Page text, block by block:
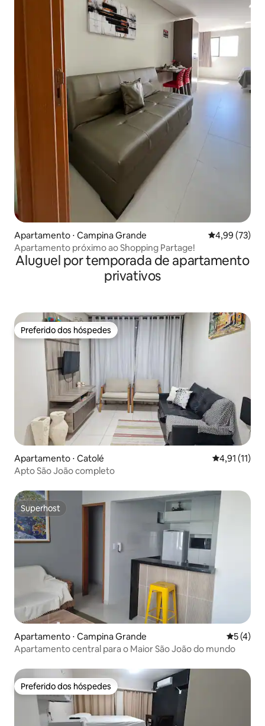
Apartamento ⋅ Campina Grande 4,99 de uma
4,99 (73)
Apartamento próximo ao Shopping Partage!
Aluguel por temporada de apartamento
privativos
Preferido dos hóspedes
Preferido dos hóspedes
Apartamento ⋅ Catolé 4,91 de uma
4,91 (11)
Apto São João completo
Superhost
Superhost
Apartamento ⋅ Campina Grande 5 de
5 (4)
Apartamento central para o Maior São João do mundo
Preferido dos hóspedes
Preferido dos hóspedes